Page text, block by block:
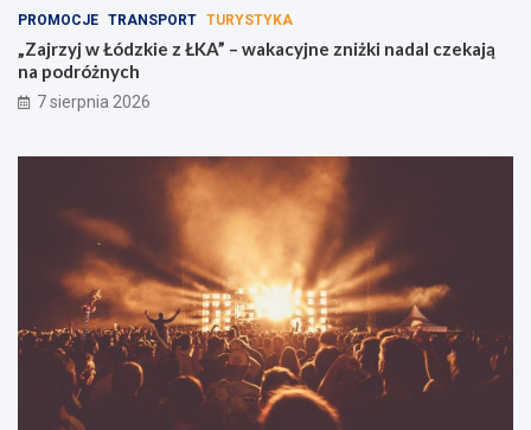
PROMOCJE TRANSPORT TURYSTYKA
„Zajrzyj w Łódzkie z ŁKA” – wakacyjne zniżki nadal czekają
na podróżnych
7 sierpnia 2026